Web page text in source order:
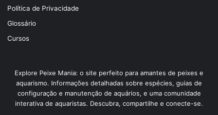
Política de Privacidade
Glossário
Cursos
Explore Peixe Mania: o site perfeito para amantes de peixes e
aquarismo. Informações detalhadas sobre espécies, guias de
configuração e manutenção de aquários, e uma comunidade
interativa de aquaristas. Descubra, compartilhe e conecte-se.